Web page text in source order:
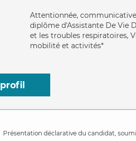
Attentionnée,
diplôme d'Assistante De Vie
et les troubles respiratoires,
mobilité et activités*
Présentation déclarative du candidat,